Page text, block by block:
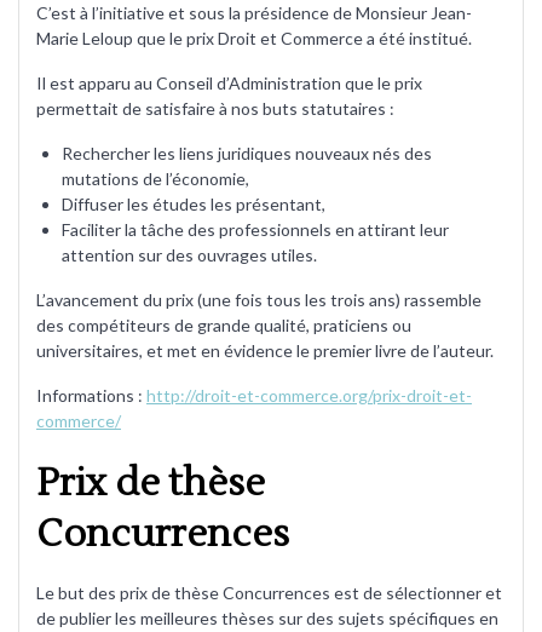
C’est à l’initiative et sous la présidence de Monsieur Jean-
Marie Leloup que le prix Droit et Commerce a été institué.
Il est apparu au Conseil d’Administration que le prix
permettait de satisfaire à nos buts statutaires :
Rechercher les liens juridiques nouveaux nés des
mutations de l’économie,
Diffuser les études les présentant,
Faciliter la tâche des professionnels en attirant leur
attention sur des ouvrages utiles.
L’avancement du prix (une fois tous les trois ans) rassemble
des compétiteurs de grande qualité, praticiens ou
universitaires, et met en évidence le premier livre de l’auteur.
Informations : http://droit-et-commerce.org/prix-droit-et-
commerce/
Prix de thèse
Concurrences
Le but des prix de thèse Concurrences est de sélectionner et
de publier les meilleures thèses sur des sujets spécifiques en